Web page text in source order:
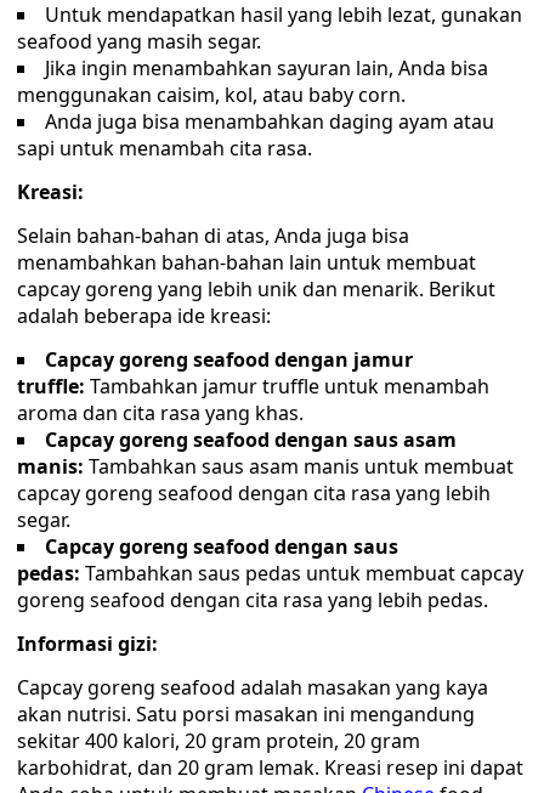
Untuk mendapatkan hasil yang lebih lezat, gunakan
seafood yang masih segar.
Jika ingin menambahkan sayuran lain, Anda bisa
menggunakan caisim, kol, atau baby corn.
Anda juga bisa menambahkan daging ayam atau
sapi untuk menambah cita rasa.
Kreasi:
Selain bahan-bahan di atas, Anda juga bisa
menambahkan bahan-bahan lain untuk membuat
capcay goreng yang lebih unik dan menarik. Berikut
adalah beberapa ide kreasi:
Capcay goreng seafood dengan jamur
truffle: Tambahkan jamur truffle untuk menambah
aroma dan cita rasa yang khas.
Capcay goreng seafood dengan saus asam
manis: Tambahkan saus asam manis untuk membuat
capcay goreng seafood dengan cita rasa yang lebih
segar.
Capcay goreng seafood dengan saus
pedas: Tambahkan saus pedas untuk membuat capcay
goreng seafood dengan cita rasa yang lebih pedas.
Informasi gizi:
Capcay goreng seafood adalah masakan yang kaya
akan nutrisi. Satu porsi masakan ini mengandung
sekitar 400 kalori, 20 gram protein, 20 gram
karbohidrat, dan 20 gram lemak. Kreasi resep ini dapat